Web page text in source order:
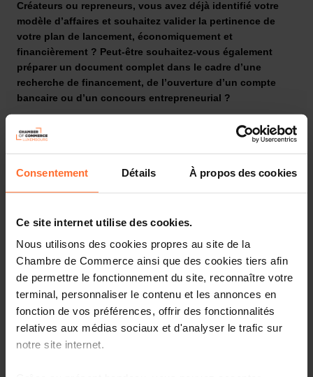
Consentement Détails À propos des cookies
Ce site internet utilise des cookies.
Nous utilisons des cookies propres au site de la
Chambre de Commerce ainsi que des cookies tiers afin
de permettre le fonctionnement du site, reconnaître votre
terminal, personnaliser le contenu et les annonces en
fonction de vos préférences, offrir des fonctionnalités
relatives aux médias sociaux et d'analyser le trafic sur
notre site internet.
Créateurs ou repreneurs, vous avez déjà identifié votre
modèle d’affaires et souhaitez valider la pertinence de
votre plan de lancement, économiquement et
financièrement ? Peut-être souhaitez-vous également
préparer un document complet dans le cadre d’une
recherche de financement, de l’ouverture d’un compte
bancaire ou d’un concours entrepreneurial ?
Entrepreneurship, le point de contact unique pour les
entrepreneurs au Luxembourg
Participez à notre prochaine session dédiée aux fondamentaux
du Business Plan et du Plan financier. Elle vous fournira toutes
élaborer une stratégie financière efficace pour votre entreprise,
à travers un tutoriel divisé en 2 parties, suivi d’une session de
questions-réponses en direct.